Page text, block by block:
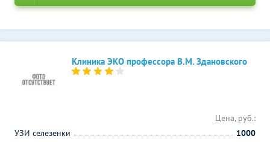
Клиника ЭКО профессора В.М. Здановского
Цена, руб.:
УЗИ селезенки
1000